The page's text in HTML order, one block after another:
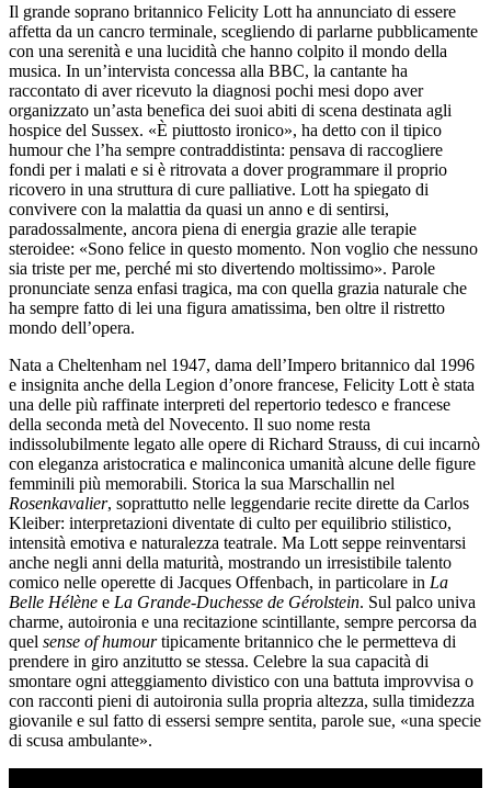
Il grande soprano britannico Felicity Lott ha annunciato di essere
affetta da un cancro terminale, scegliendo di parlarne pubblicamente
con una serenità e una lucidità che hanno colpito il mondo della
musica. In un’intervista concessa alla BBC, la cantante ha
raccontato di aver ricevuto la diagnosi pochi mesi dopo aver
organizzato un’asta benefica dei suoi abiti di scena destinata agli
hospice del Sussex. «È piuttosto ironico», ha detto con il tipico
humour che l’ha sempre contraddistinta: pensava di raccogliere
fondi per i malati e si è ritrovata a dover programmare il proprio
ricovero in una struttura di cure palliative. Lott ha spiegato di
convivere con la malattia da quasi un anno e di sentirsi,
paradossalmente, ancora piena di energia grazie alle terapie
steroidee: «Sono felice in questo momento. Non voglio che nessuno
sia triste per me, perché mi sto divertendo moltissimo». Parole
pronunciate senza enfasi tragica, ma con quella grazia naturale che
ha sempre fatto di lei una figura amatissima, ben oltre il ristretto
mondo dell’opera.
Nata a Cheltenham nel 1947, dama dell’Impero britannico dal 1996
e insignita anche della Legion d’onore francese, Felicity Lott è stata
una delle più raffinate interpreti del repertorio tedesco e francese
della seconda metà del Novecento. Il suo nome resta
indissolubilmente legato alle opere di Richard Strauss, di cui incarnò
con eleganza aristocratica e malinconica umanità alcune delle figure
femminili più memorabili. Storica la sua Marschallin nel
Rosenkavalier, soprattutto nelle leggendarie recite dirette da Carlos
Kleiber: interpretazioni diventate di culto per equilibrio stilistico,
intensità emotiva e naturalezza teatrale. Ma Lott seppe reinventarsi
anche negli anni della maturità, mostrando un irresistibile talento
comico nelle operette di Jacques Offenbach, in particolare in La
Belle Hélène e La Grande-Duchesse de Gérolstein. Sul palco univa
charme, autoironia e una recitazione scintillante, sempre percorsa da
quel sense of humourtipicamente britannico che le permetteva di
prendere in giro anzitutto se stessa. Celebre la sua capacità di
smontare ogni atteggiamento divistico con una battuta improvvisa o
con racconti pieni di autoironia sulla propria altezza, sulla timidezza
giovanile e sul fatto di essersi sempre sentita, parole sue, «una specie
di scusa ambulante».